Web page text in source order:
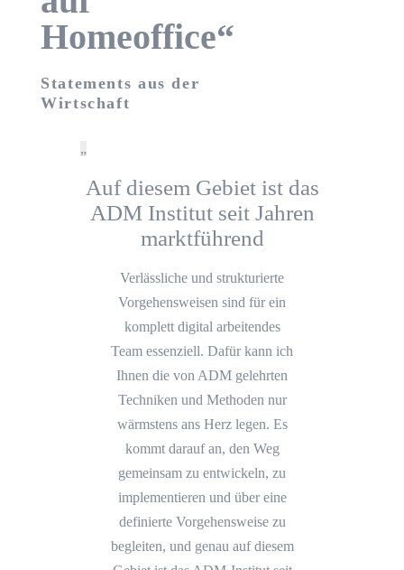
Homeoffice“
Statements aus der
Wirtschaft
Auf diesem Gebiet ist das
ADM Institut seit Jahren
marktführend
Verlässliche und strukturierte
Vorgehensweisen sind für ein
komplett digital arbeitendes
Team essenziell. Dafür kann ich
Ihnen die von ADM gelehrten
Techniken und Methoden nur
wärmstens ans Herz legen. Es
kommt darauf an, den Weg
gemeinsam zu entwickeln, zu
implementieren und über eine
definierte Vorgehensweise zu
begleiten, und genau auf diesem